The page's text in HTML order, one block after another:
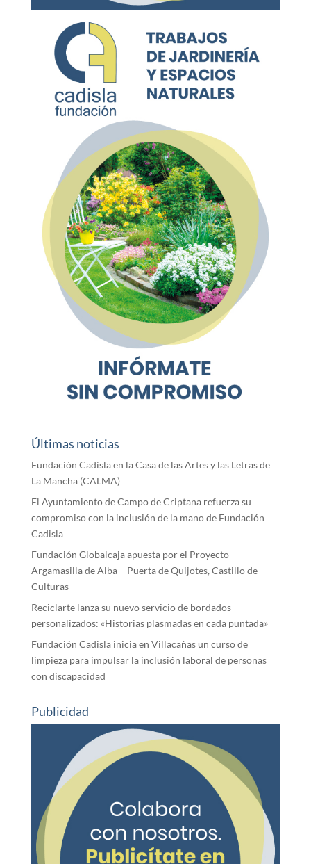
Últimas noticias
Fundación Cadisla en la Casa de las Artes y las Letras de
La Mancha (CALMA)
El Ayuntamiento de Campo de Criptana refuerza su
compromiso con la inclusión de la mano de Fundación
Cadisla
Fundación Globalcaja apuesta por el Proyecto
Argamasilla de Alba – Puerta de Quijotes, Castillo de
Culturas
Reciclarte lanza su nuevo servicio de bordados
personalizados: «Historias plasmadas en cada puntada»
Fundación Cadisla inicia en Villacañas un curso de
limpieza para impulsar la inclusión laboral de personas
con discapacidad
Publicidad